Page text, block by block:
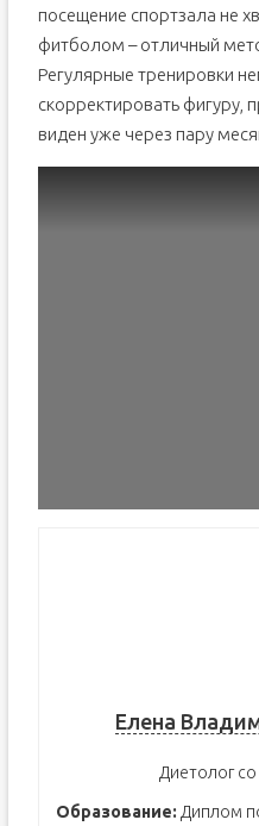
посещение спортзала не
фитболом – отличный
Регулярные тренировки
скорректировать фигуру,
виден уже через пару
Елена
Диетолог
Образование: Диплом